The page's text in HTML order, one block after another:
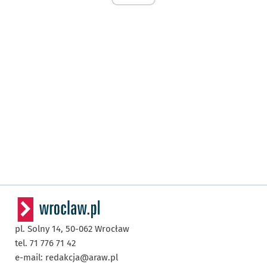
pl. Solny 14, 50-062 Wrocław
tel. 71 776 71 42
e-mail: redakcja@araw.pl